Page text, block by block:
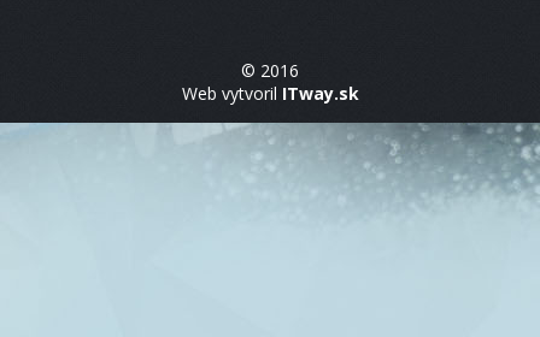
© 2016
Web vytvoril ITway.sk